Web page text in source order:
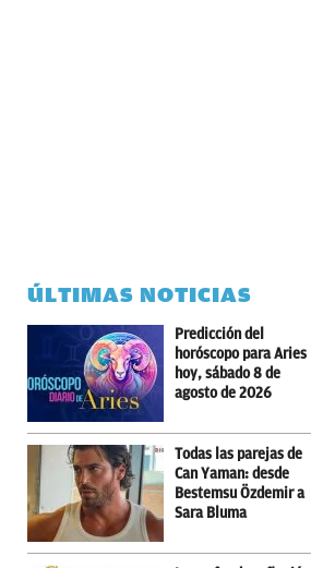
ÚLTIMAS NOTICIAS
Predicción del
horóscopo para Aries
hoy, sábado 8 de
agosto de 2026
Todas las parejas de
Can Yaman: desde
Bestemsu Özdemir a
Sara Bluma